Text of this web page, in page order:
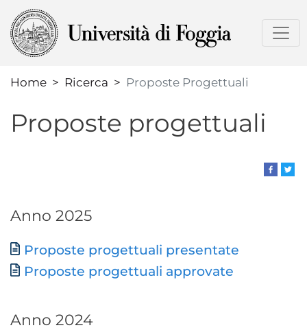
al
contenuto
Home
Ricerca Proposte Progettuali
Proposte progettuali
Anno 2025
Documento
Proposte progettuali presentate
Proposte progettuali approvate
Anno 2024